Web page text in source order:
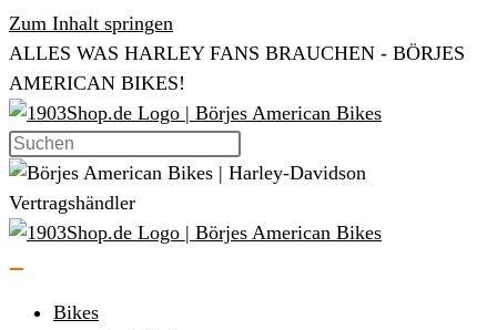
Zum Inhalt springen
ALLES WAS HARLEY FANS BRAUCHEN - BÖRJES
AMERICAN BIKES!
Bikes